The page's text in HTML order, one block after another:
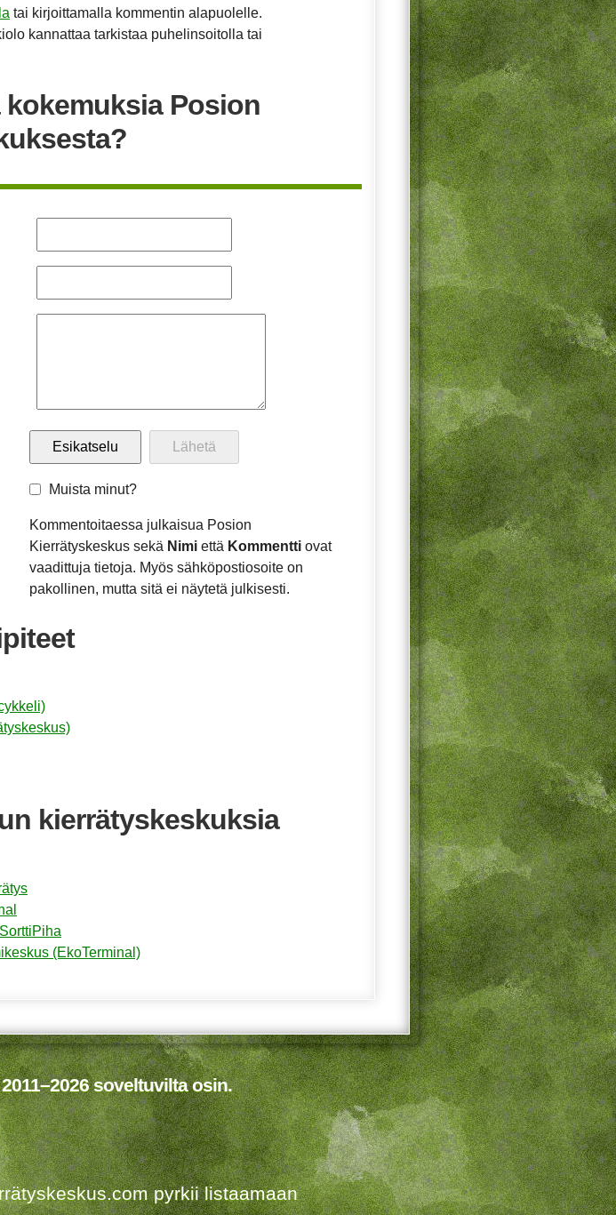
tai kirjoittamalla kommentin alapuolelle.
kannattaa tarkistaa puhelinsoitolla tai
Posion
Muista minut?
Kommentoitaessa julkaisua Posion
Kierrätyskeskus sekä Nimi että Kommentti ovat
vaadittuja tietoja. Myös sähköpostiosoite on
pakollinen, mutta sitä ei näytetä julkisesti.
kierrätyskeskuksia
(EkoTerminal)
soveltuvilta osin.
pyrkii listaamaan